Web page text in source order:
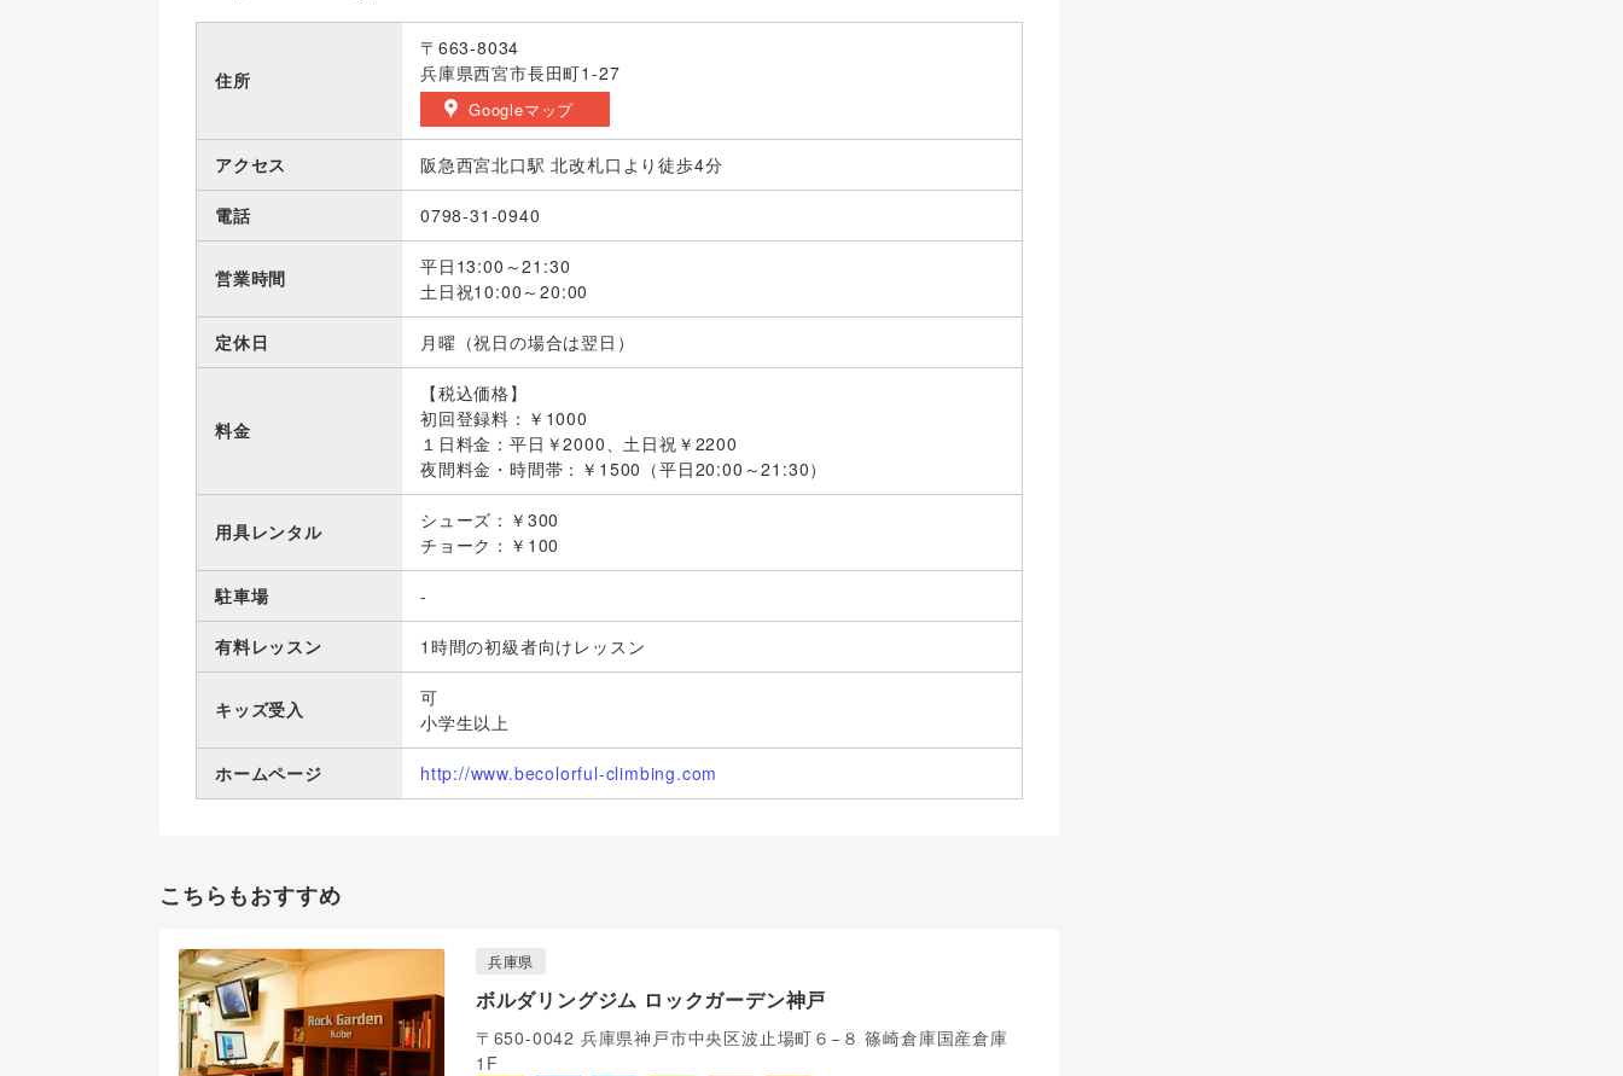
住所
〒663-8034
兵庫県西宮市長田町1-27
Googleマップ
アクセス 阪急西宮北口駅 北改札口より徒歩4分
電話 0798-31-0940
営業時間
平日13:00～21:30
土日祝10:00～20:00
定休日 月曜（祝日の場合は翌日）
料金
【税込価格】
初回登録料：￥1000
１日料金：平日￥2000、土日祝￥2200
夜間料金・時間帯：￥1500（平日20:00～21:30）
用具レンタル
シューズ：￥300
チョーク：￥100
駐車場 -
有料レッスン 1時間の初級者向けレッスン
キッズ受入
可
小学生以上
ホームページ http://www.becolorful-climbing.com
こちらもおすすめ
兵庫県
ボルダリングジム ロックガーデン神戸
〒650-0042 兵庫県神戸市中央区波止場町６−８ 篠崎倉庫国産倉庫
1F